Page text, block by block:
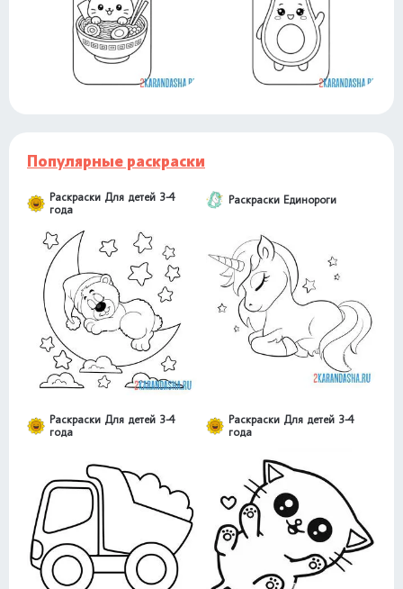
Популярные раскраски
Раскраски Для детей 3-4
года
Раскраски Единороги
Раскраски Для детей 3-4
года
Раскраски Для детей 3-4
года